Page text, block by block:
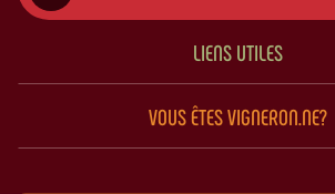
LIENS UTILES
VOUS ÊTES VIGNERON.NE?